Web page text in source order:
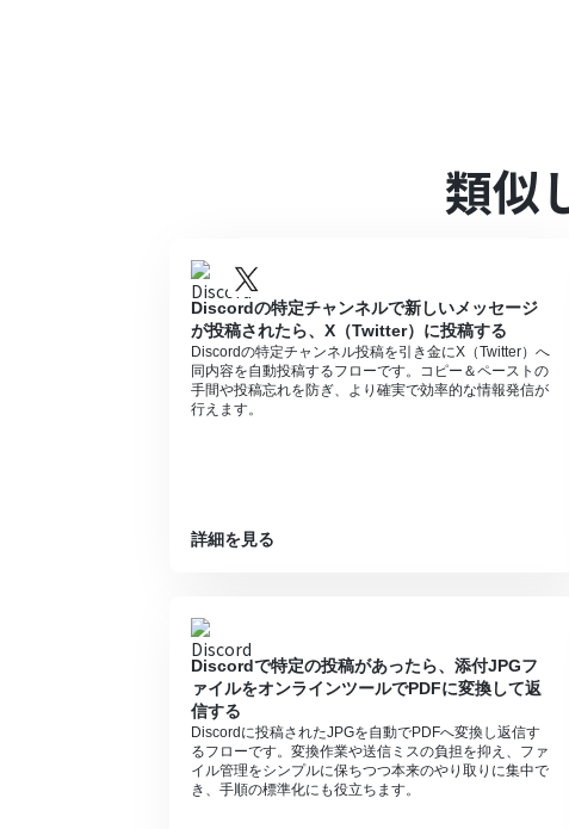
トリガーは5分、10分、15分、30分、60分の
プランによって最短の起動間隔が異なりますの
OCR_AIオペレーションはチームプラン・サク
チームプランやサクセスプランなどの有料プラ
ョン）を使用することができます。
ダウンロード可能なファイル容量は最大
トリガー、各オペレーションでの取り扱い可能
https://intercom.help/yoom/ja/articles/
類似
Discordの特定チャンネルで新しいメッセージ
が投稿されたら、X（Twitter）に投稿する
Discordの特定チャンネル投稿を引き金にX（Twitter）へ
同内容を自動投稿するフローです。コピー＆ペーストの
手間や投稿忘れを防ぎ、より確実で効率的な情報発信が
行えます。
詳細を見る
Discordで特定の投稿があったら、添付JPGフ
ァイルをオンラインツールでPDFに変換して返
信する
Discordに投稿されたJPGを自動でPDFへ変換し返信す
るフローです。変換作業や送信ミスの負担を抑え、ファ
イル管理をシンプルに保ちつつ本来のやり取りに集中で
き、手順の標準化にも役立ちます。